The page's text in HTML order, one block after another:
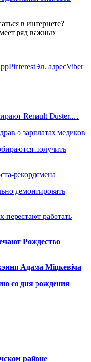
в интернете?
ряд важных
PinterestЭл. адресViber
Renault Duster.…
о зарплатах медиков
получить
рекордсмена
демонтировать
работать
Рождество
Адама Міцкевіча
со дня рождения
районе